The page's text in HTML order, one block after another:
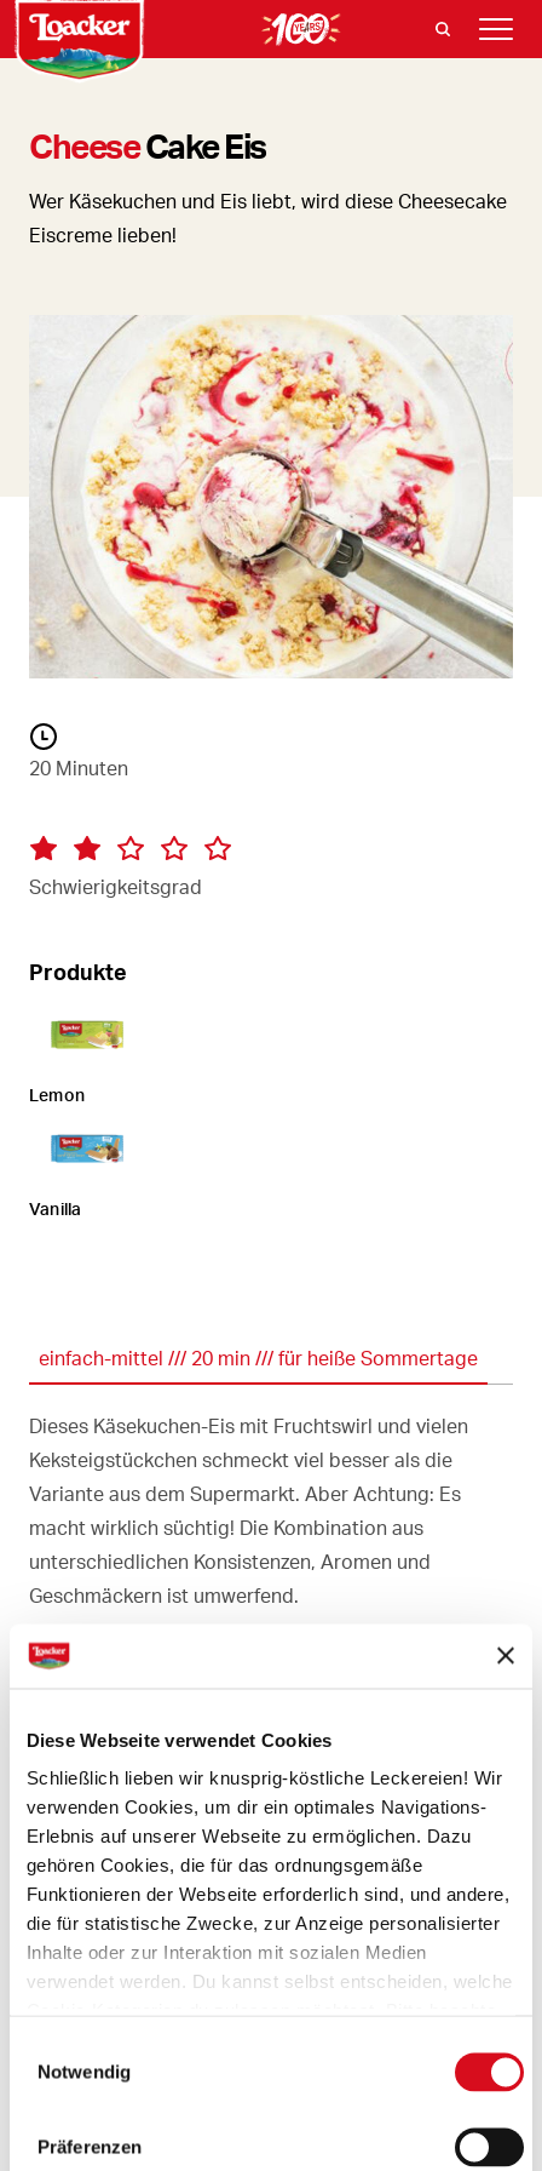
Diese Webseite verwendet Cookies
Schließlich lieben wir knusprig-köstliche Leckereien! Wir
verwenden Cookies, um dir ein optimales Navigations-
Erlebnis auf unserer Webseite zu ermöglichen. Dazu
gehören Cookies, die für das ordnungsgemäße
Funktionieren der Webseite erforderlich sind, und andere,
die für statistische Zwecke, zur Anzeige personalisierter
Inhalte oder zur Interaktion mit sozialen Medien
verwendet werden. Du kannst selbst entscheiden, welche
einige Funktionalitäten der Webseite möglicherweise
Notwendig
Präferenzen
CheeseCake Eis
Wer Käsekuchen und Eis liebt, wird diese Cheesecake
Eiscreme lieben!
einfach-mittel /// 20 min /// für heiße Sommertage
Dieses Käsekuchen-Eis mit Fruchtswirl und vielen
Keksteigstückchen schmeckt viel besser als die
Variante aus dem Supermarkt. Aber Achtung: Es
macht wirklich süchtig! Die Kombination aus
unterschiedlichen Konsistenzen, Aromen und
Geschmäckern ist umwerfend.
Übrigens:
Eismaschine oder ständiges Mixen!
DAS SOLLTET IHR ZUHAUSE HABEN
Butter
Zitronensaft
Mehl
DAS BRAUCHT IHR EXTRA
Sahne
gesüßte Kondensmilch, gekühlt
20 Minuten
Schwierigkeitsgrad
Produkte
Lemon
Vanilla